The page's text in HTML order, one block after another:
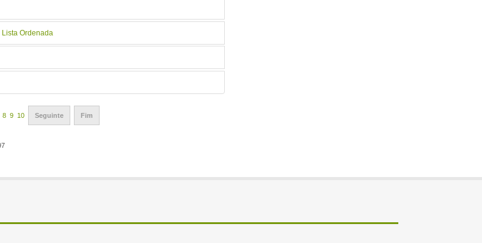
Ordenada
8 9 10 Seguinte Fim